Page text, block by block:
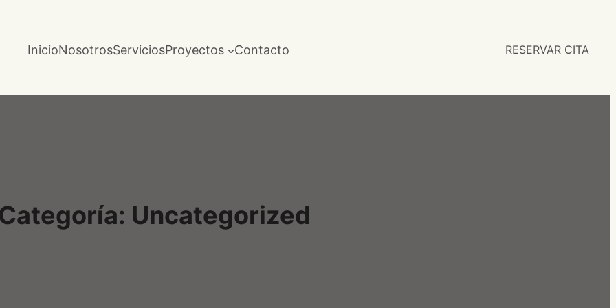
InicioNosotrosServiciosProyectos Contacto RESERVAR CITA
Categoría: Uncategorized